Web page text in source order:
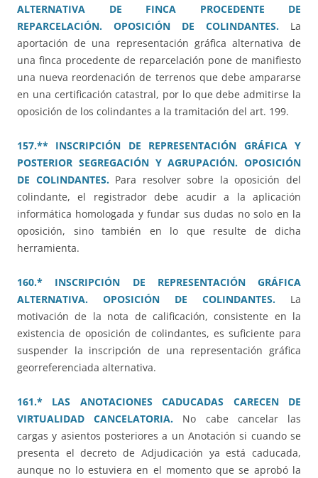
ALTERNATIVA DE FINCA PROCEDENTE DE
REPARCELACIÓN. OPOSICIÓN DE COLINDANTES. La
aportación de una representación gráfica alternativa de
una finca procedente de reparcelación pone de manifiesto
una nueva reordenación de terrenos que debe ampararse
en una certificación catastral, por lo que debe admitirse la
oposición de los colindantes a la tramitación del art. 199.
157.** INSCRIPCIÓN DE REPRESENTACIÓN GRÁFICA Y
POSTERIOR SEGREGACIÓN Y AGRUPACIÓN. OPOSICIÓN
DE COLINDANTES.Para resolver sobre la oposición del
colindante, el registrador debe acudir a la aplicación
informática homologada y fundar sus dudas no solo en la
oposición, sino también en lo que resulte de dicha
herramienta.
160.* INSCRIPCIÓN DE REPRESENTACIÓN GRÁFICA
ALTERNATIVA. OPOSICIÓN DE COLINDANTES. La
motivación de la nota de calificación, consistente en la
existencia de oposición de colindantes, es suficiente para
suspender la inscripción de una representación gráfica
georreferenciada alternativa.
161.* LAS ANOTACIONES CADUCADAS CARECEN DE
VIRTUALIDAD CANCELATORIA. No cabe cancelar las
cargas y asientos posteriores a un Anotación si cuando se
presenta el decreto de Adjudicación ya está caducada,
aunque no lo estuviera en el momento que se aprobó la